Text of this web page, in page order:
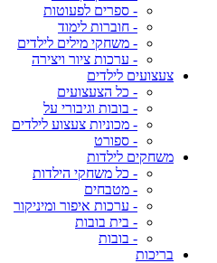
- ספרים לפעוטות
- חוברות לימוד
- משחקי מילים לילדים
- ערכות ציור ויצירה
צעצועים לילדים
- כל הצעצועים
- בובות וגיבורי על
- מכוניות צעצוע לילדים
- ספורט
משחקים לילדות
- כל משחקי הילדות
- מטבחים
- ערכות איפור ומיניקור
- בית בובות
- בובות
בריכות